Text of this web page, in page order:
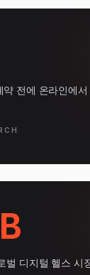
약 전에 온라인에
벌 디지털 헬스 시